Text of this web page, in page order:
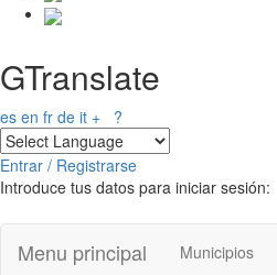
GTranslate
es en fr de it + ?
Entrar / Registrarse
Introduce tus datos para iniciar sesión:
Menu principal Municipios